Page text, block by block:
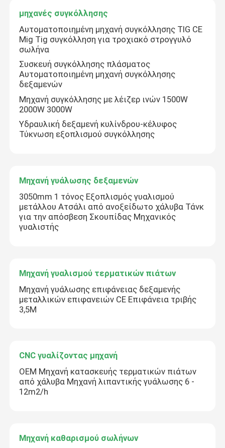
μηχανές συγκόλλησης
Αυτοματοποιημένη μηχανή συγκόλλησης TIG CE
Mig Tig συγκόλληση για τροχιακό στρογγυλό
σωλήνα
Συσκευή συγκόλλησης πλάσματος
Αυτοματοποιημένη μηχανή συγκόλλησης
δεξαμενών
Μηχανή συγκόλλησης με λέιζερ ινών 1500W
2000W 3000W
Υδραυλική δεξαμενή κυλίνδρου-κέλυφος
Τύκνωση εξοπλισμού συγκόλλησης
Μηχανή γυάλωσης δεξαμενών
3050mm 1 τόνος Εξοπλισμός γυαλισμού
μετάλλου Ατσάλι από ανοξείδωτο χάλυβα Τάνκ
για την απόσβεση Σκουπίδας Μηχανικός
γυαλιστής
Μηχανή γυαλισμού τερματικών πιάτων
Μηχανή γυάλωσης επιφάνειας δεξαμενής
μεταλλικών επιφανειών CE Επιφάνεια τριβής
3,5M
CNC γυαλίζοντας μηχανή
OEM Μηχανή κατασκευής τερματικών πιάτων
από χάλυβα Μηχανή λιπαντικής γυάλωσης 6 -
12m2/h
Μηχανή καθαρισμού σωλήνων